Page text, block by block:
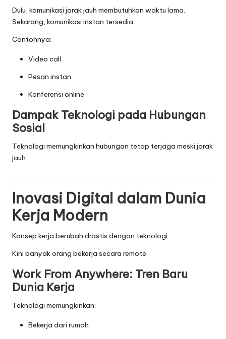
Dulu, komunikasi jarak jauh membutuhkan waktu lama.
Sekarang, komunikasi instan tersedia.
Contohnya:
Video call
Pesan instan
Konferensi online
Dampak Teknologi pada Hubungan
Sosial
Teknologi memungkinkan hubungan tetap terjaga meski jarak
jauh.
Inovasi Digital dalam Dunia
Kerja Modern
Konsep kerja berubah drastis dengan teknologi.
Kini banyak orang bekerja secara remote.
Work From Anywhere: Tren Baru
Dunia Kerja
Teknologi memungkinkan:
Bekerja dari rumah